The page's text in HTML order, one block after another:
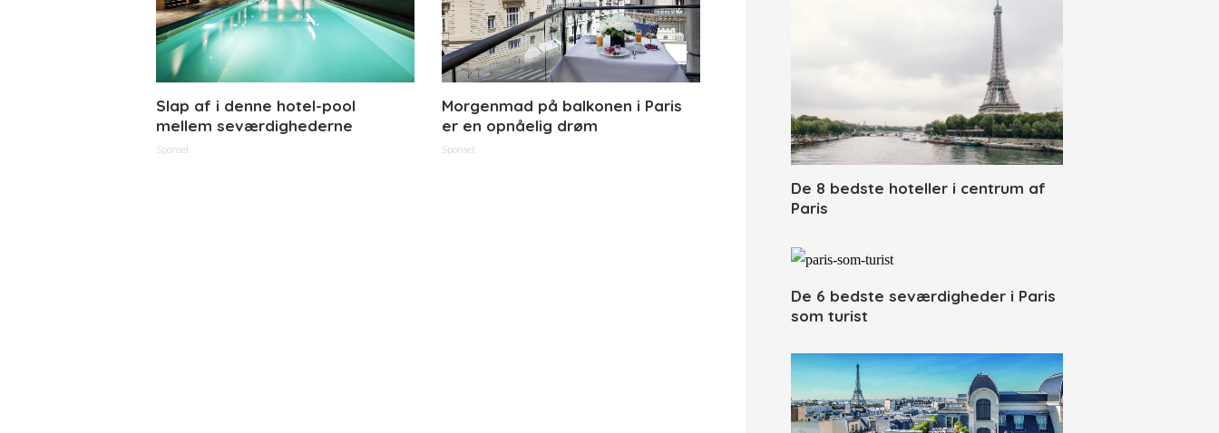
Slap af i denne hotel-pool
mellem seværdighederne
Sponset
Morgenmad på balkonen i Paris
er en opnåelig drøm
Sponset
De 8 bedste hoteller i centrum af
Paris
De 6 bedste seværdigheder i Paris
som turist